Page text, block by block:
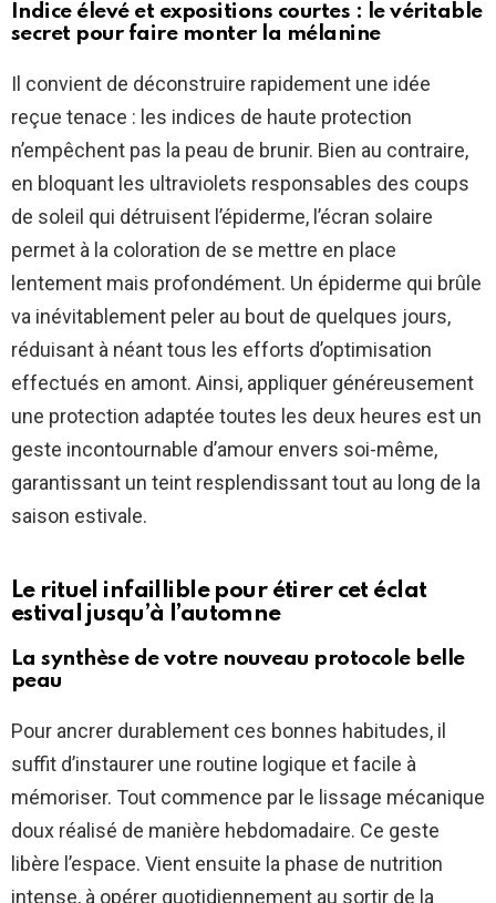
Indice élevé et expositions courtes : le véritable
secret pour faire monter la mélanine
Il convient de déconstruire rapidement une idée
reçue tenace : les indices de haute protection
n’empêchent pas la peau de brunir. Bien au contraire,
en bloquant les ultraviolets responsables des coups
de soleil qui détruisent l’épiderme, l’écran solaire
permet à la coloration de se mettre en place
lentement mais profondément. Un épiderme qui brûle
va inévitablement peler au bout de quelques jours,
réduisant à néant tous les efforts d’optimisation
effectués en amont. Ainsi, appliquer généreusement
une protection adaptée toutes les deux heures est un
geste incontournable d’amour envers soi-même,
garantissant un teint resplendissant tout au long de la
saison estivale.
Le rituel infaillible pour étirer cet éclat
estival jusqu’à l’automne
La synthèse de votre nouveau protocole belle
peau
Pour ancrer durablement ces bonnes habitudes, il
suffit d’instaurer une routine logique et facile à
mémoriser. Tout commence par le lissage mécanique
doux réalisé de manière hebdomadaire. Ce geste
libère l’espace. Vient ensuite la phase de nutrition
intense, à opérer quotidiennement au sortir de la